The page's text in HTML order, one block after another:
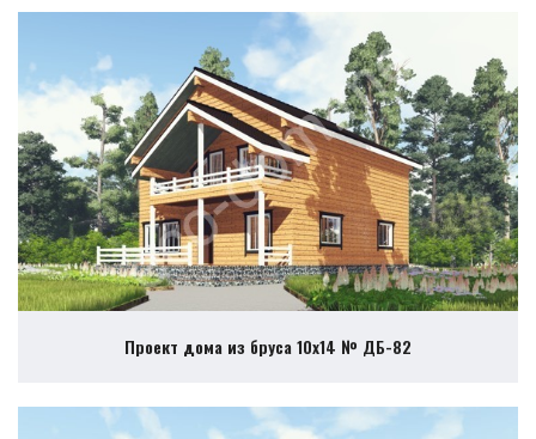
Проект дома из бруса 10х14 № ДБ-82